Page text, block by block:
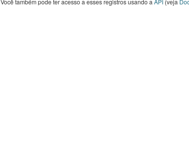
Você também pode ter acesso a esses registros usando a API(veja